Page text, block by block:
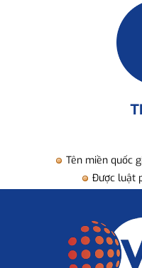
Tên miền quốc
Được luật